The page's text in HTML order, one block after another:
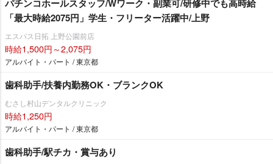
パチンコホールスタッフ/Wワーク・副業可/研修中でも高時給
「最大時給2075円」学生・フリーター活躍中/上野
エスパス日拓 上野公園前店
時給1,500円～2,075円
アルバイト・パート / 東京都
歯科助手/扶養内勤務OK・ブランクOK
むさし村山デンタルクリニック
時給1,250円
アルバイト・パート / 東京都
歯科助手/駅チカ・賞与あり